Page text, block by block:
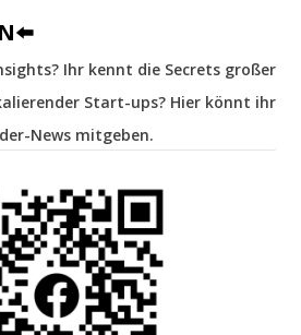
Ihr kennt die Secrets großer
Start-ups? Hier könnt ihr
News mitgeben.